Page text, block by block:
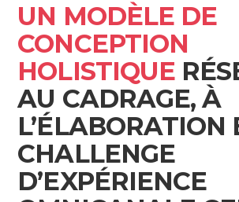
UN MODÈLE DE
CONCEPTION
HOLISTIQUE
AU CADRAGE, À
L’ÉLABORATION
CHALLENGE
D’EXPÉRIENCE